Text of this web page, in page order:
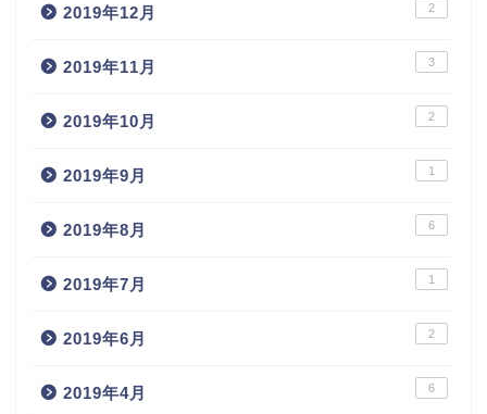
2019年12月 2
2019年11月 3
2019年10月 2
2019年9月 1
2019年8月 6
2019年7月 1
2019年6月 2
2019年4月 6